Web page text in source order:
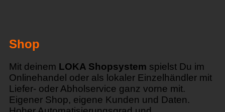
Shop
Mit deinem LOKA Shopsystem spielst Du im
Onlinehandel oder als lokaler Einzelhändler mit
Liefer- oder Abholservice ganz vorne mit.
Eigener Shop, eigene Kunden und Daten.